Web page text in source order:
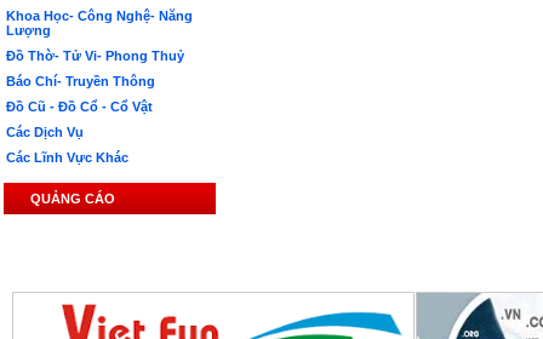
Khoa Học- Công Nghệ- Năng
Lượng
Đồ Thờ- Tử Vi- Phong Thuỷ
Báo Chí- Truyền Thông
Đồ Cũ - Đồ Cổ - Cổ Vật
Các Dịch Vụ
Các Lĩnh Vực Khác
QUẢNG CÁO